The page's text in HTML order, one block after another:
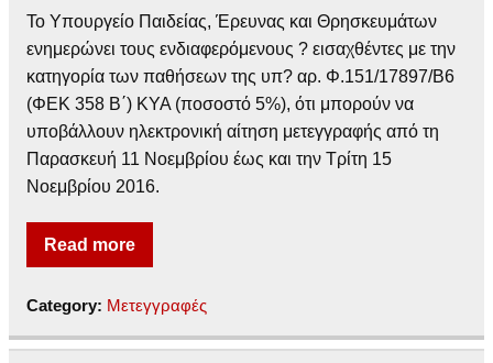
Το Υπουργείο Παιδείας, Έρευνας και Θρησκευμάτων
ενημερώνει τους ενδιαφερόμενους ? εισαχθέντες με την
κατηγορία των παθήσεων της υπ? αρ. Φ.151/17897/Β6
(ΦΕΚ 358 Β΄) ΚΥΑ (ποσοστό 5%), ότι μπορούν να
υποβάλλουν ηλεκτρονική αίτηση μετεγγραφής από τη
Παρασκευή 11 Νοεμβρίου έως και την Τρίτη 15
Νοεμβρίου 2016.
Read more
Category: Μετεγγραφές